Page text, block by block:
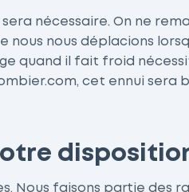
nécessaire. On ne
nous déplacions
quand il fait froid
cet ennui sera
Nous faisons partie des